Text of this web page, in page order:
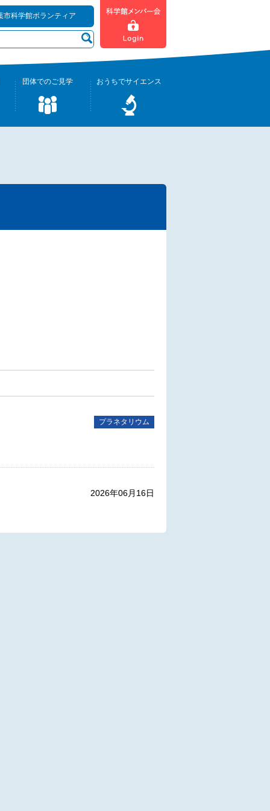
市科学館ボランティア
団体でのご見学 おうちでサイエンス
プラネタリウム
2026年06月16日